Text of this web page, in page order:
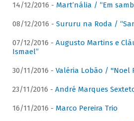
14/12/2016 - Mart’nália / “Em
08/12/2016 - Sururu na Roda /
07/12/2016 - Augusto Martins e
Ismael”
30/11/2016 - Valéria Lobão / "Noel
23/11/2016 - André Marques
16/11/2016 - Marco Pereira Trio